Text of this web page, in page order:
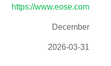
https://www.eose.com
December
2026-03-31